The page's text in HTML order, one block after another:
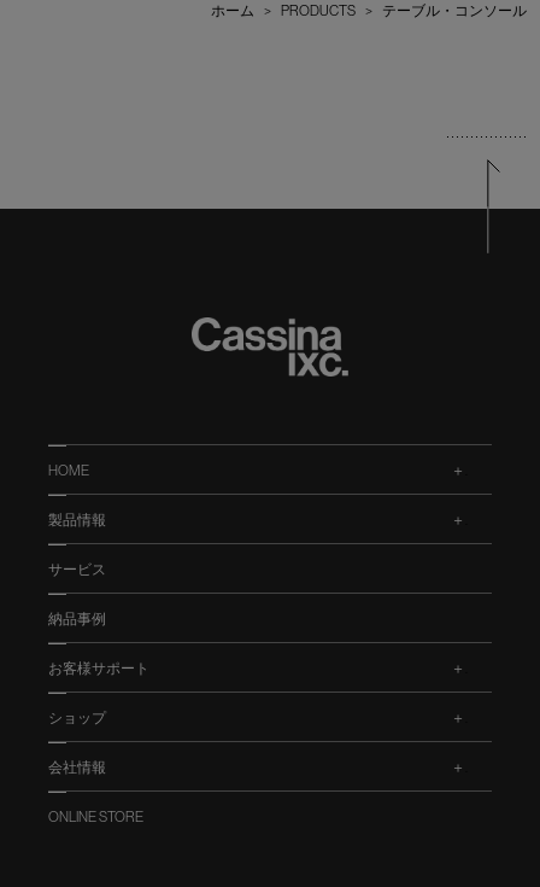
ホーム > PRODUCTS > テーブル・コンソール
HOME
製品情報
サービス
納品事例
お客様サポート
ショップ
会社情報
ONLINE STORE